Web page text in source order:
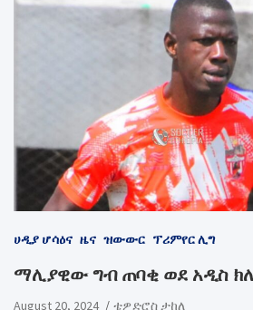
ሀዲያ ሆሳዕና ዜና ዝውውር ፕሪምየር ሊግ
ማሊያዊው ግብ ጠባቂ ወደ አዲስ
August 20, 2024 ቴዎድሮስ ታከለ